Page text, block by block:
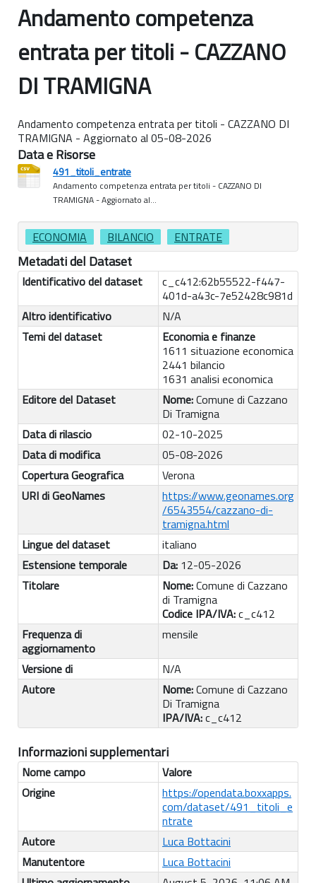
Andamento competenza
entrata per titoli - CAZZANO
DI TRAMIGNA
Andamento competenza entrata per titoli - CAZZANO DI
TRAMIGNA - Aggiornato al 05-08-2026
Data e Risorse
491_titoli_entrate
Andamento competenza entrata per titoli - CAZZANO DI
TRAMIGNA - Aggiornato al...
ECONOMIA BILANCIO ENTRATE
Metadati del Dataset
Identificativo del dataset
c_c412:62b55522-f447-
401d-a43c-7e52428c981d
Altro identificativo
N/A
Temi del dataset
Economia e finanze
1611 situazione economica
2441 bilancio
1631 analisi economica
Editore del Dataset
Nome:Comune di Cazzano
Di Tramigna
Data di rilascio
02-10-2025
Data di modifica
05-08-2026
Copertura Geografica
Verona
URI di GeoNames
https://www.geonames.org
/6543554/cazzano-di-
tramigna.html
Lingue del dataset
italiano
Estensione temporale
Da: 12-05-2026
Titolare
Nome:Comune di Cazzano
di Tramigna
Codice IPA/IVA:c_c412
Frequenza di
aggiornamento
mensile
Versione di
N/A
Autore
Nome:Comune di Cazzano
Di Tramigna
IPA/IVA:c_c412
Informazioni supplementari
Nome campo
Valore
Origine
https://opendata.boxxapps.
com/dataset/491_titoli_e
ntrate
Autore
Luca Bottacini
Manutentore
Luca Bottacini